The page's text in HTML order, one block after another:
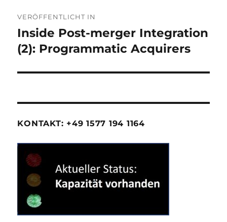
VERÖFFENTLICHT IN
Inside Post-merger Integration
(2): Programmatic Acquirers
KONTAKT: +49 1577 194 1164